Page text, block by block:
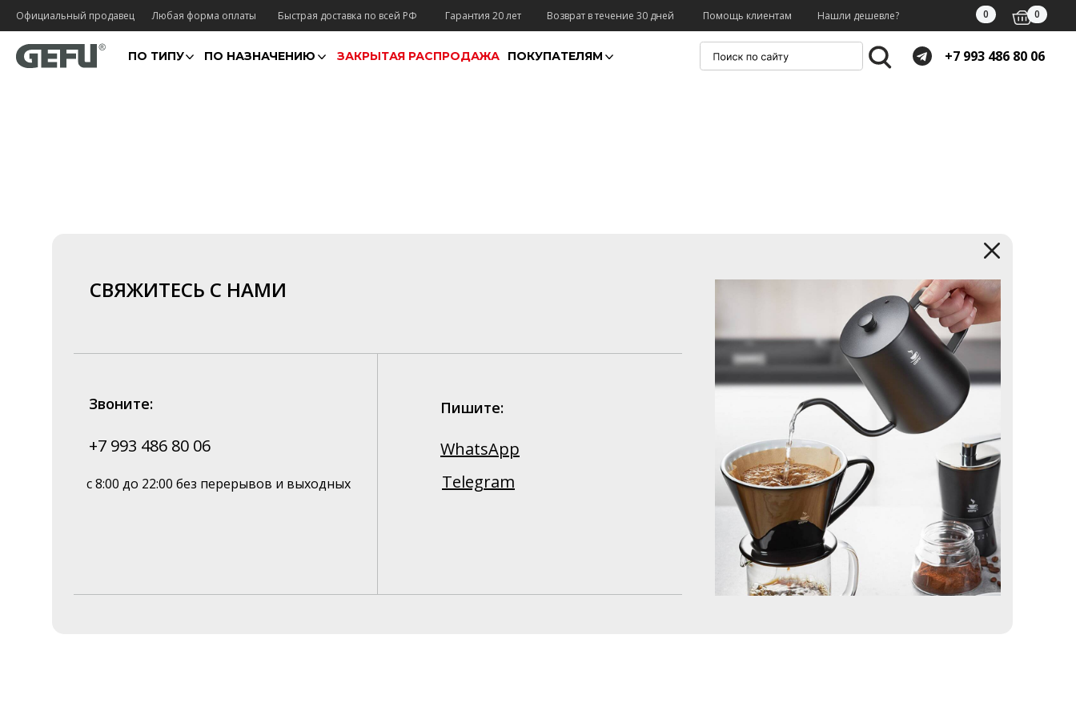
Помощь клиентам Нашли дешевле?
Официальный продавец Любая форма оплаты Гарантия 20 лет Возврат в течение 30 дней
+7 993 486 80 06
ПО ТИПУ ПО НАЗНАЧЕНИЮ ПОКУПАТЕЛЯМ
ЗАКРЫТАЯ РАСПРОДАЖА
Быстрая доставка по всей РФ 0 0
СВЯЖИТЕСЬ С НАМИ
Пишите:
Звоните:
+7 993 486 80 06
с 8:00 до 22:00 без перерывов и выходных Telegram
WhatsApp